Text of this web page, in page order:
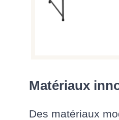
Matériaux
Des matériaux